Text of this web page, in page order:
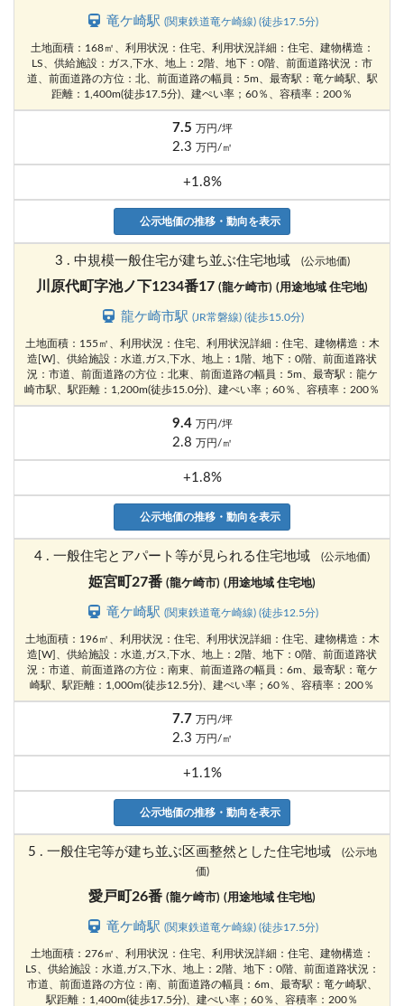
竜ケ崎駅(関東鉄道竜ケ崎線) (徒歩17.5分)
土地面積：168㎡、利用状況：住宅、利用状況詳細：住宅、建物構造：
LS、供給施設：ガス,下水、地上：2階、地下：0階、前面道路状況：市
道、前面道路の方位：北、前面道路の幅員：5m、最寄駅：竜ケ崎駅、駅
距離：1,400m(徒歩17.5分)、建ぺい率；60％、容積率：200％
7.5 万円/坪
2.3 万円/㎡
+1.8%
公示地価の推移・動向を表示
3 . 中規模一般住宅が建ち並ぶ住宅地域 (公示地価)
川原代町字池ノ下1234番17 (龍ケ崎市) (用途地域 住宅地)
龍ケ崎市駅(JR常磐線) (徒歩15.0分)
土地面積：155㎡、利用状況：住宅、利用状況詳細：住宅、建物構造：木
造[W]、供給施設：水道,ガス,下水、地上：1階、地下：0階、前面道路状
況：市道、前面道路の方位：北東、前面道路の幅員：5m、最寄駅：龍ケ
崎市駅、駅距離：1,200m(徒歩15.0分)、建ぺい率；60％、容積率：200％
9.4 万円/坪
2.8 万円/㎡
+1.8%
公示地価の推移・動向を表示
4 . 一般住宅とアパート等が見られる住宅地域 (公示地価)
姫宮町27番 (龍ケ崎市) (用途地域 住宅地)
竜ケ崎駅(関東鉄道竜ケ崎線) (徒歩12.5分)
土地面積：196㎡、利用状況：住宅、利用状況詳細：住宅、建物構造：木
造[W]、供給施設：水道,ガス,下水、地上：2階、地下：0階、前面道路状
況：市道、前面道路の方位：南東、前面道路の幅員：6m、最寄駅：竜ケ
崎駅、駅距離：1,000m(徒歩12.5分)、建ぺい率；60％、容積率：200％
7.7 万円/坪
2.3 万円/㎡
+1.1%
公示地価の推移・動向を表示
5 . 一般住宅等が建ち並ぶ区画整然とした住宅地域
(公示地
価)
愛戸町26番 (龍ケ崎市) (用途地域 住宅地)
竜ケ崎駅(関東鉄道竜ケ崎線) (徒歩17.5分)
土地面積：276㎡、利用状況：住宅、利用状況詳細：住宅、建物構造：
LS、供給施設：水道,ガス,下水、地上：2階、地下：0階、前面道路状況：
市道、前面道路の方位：南、前面道路の幅員：6m、最寄駅：竜ケ崎駅、
駅距離：1,400m(徒歩17.5分)、建ぺい率；60％、容積率：200％